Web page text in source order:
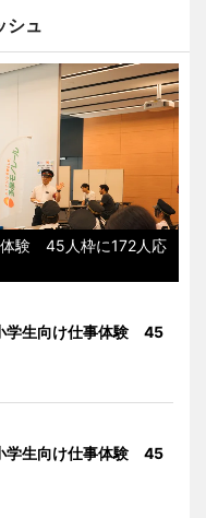
シュ
体験 45人枠に172人応
学生向け仕事体験 45
学生向け仕事体験 45